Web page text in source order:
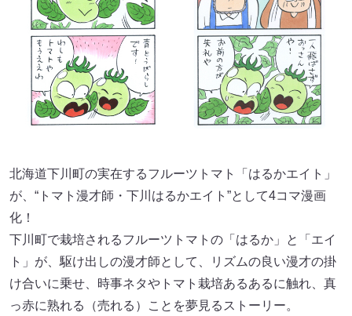
北海道下川町の実在するフルーツトマト「はるかエイト」
が、“トマト漫才師・下川はるかエイト”として4コマ漫画
化！
下川町で栽培されるフルーツトマトの「はるか」と「エイ
ト」が、駆け出しの漫才師として、リズムの良い漫才の掛
け合いに乗せ、時事ネタやトマト栽培あるあるに触れ、真
っ赤に熟れる（売れる）ことを夢見るストーリー。